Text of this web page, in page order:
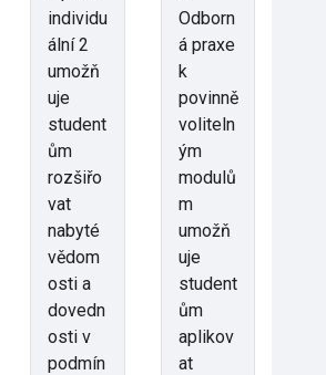
individu
ální 2
umožň
uje
student
ům
rozšiřo
vat
nabyté
vědom
osti a
dovedn
osti v
podmín
Odborn
á praxe
k
povinně
voliteln
ým
modulů
m
umožň
uje
student
ům
aplikov
at